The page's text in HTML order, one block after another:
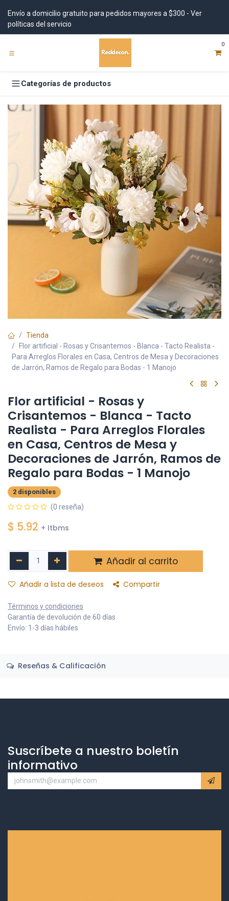
Envío a domicilio gratuito para pedidos mayores a $300 - Ver
políticas del servicio
0
Categorías de productos
Tienda
Flor artificial - Rosas y Crisantemos - Blanca - Tacto Realista -
Para Arreglos Florales en Casa, Centros de Mesa y Decoraciones
de Jarrón, Ramos de Regalo para Bodas - 1 Manojo
Flor artificial - Rosas y
Crisantemos - Blanca - Tacto
Realista - Para Arreglos Florales
en Casa, Centros de Mesa y
Decoraciones de Jarrón, Ramos de
Regalo para Bodas - 1 Manojo
2 disponibles
(0 reseña)
$ 5.92 + Itbms
Añadir al carrito
Añadir a lista de deseos Compartir
Términos y condiciones
Garantía de devolución de 60 días
Envío: 1-3 días hábiles
Reseñas & Calificación
Suscríbete a nuestro boletín
informativo